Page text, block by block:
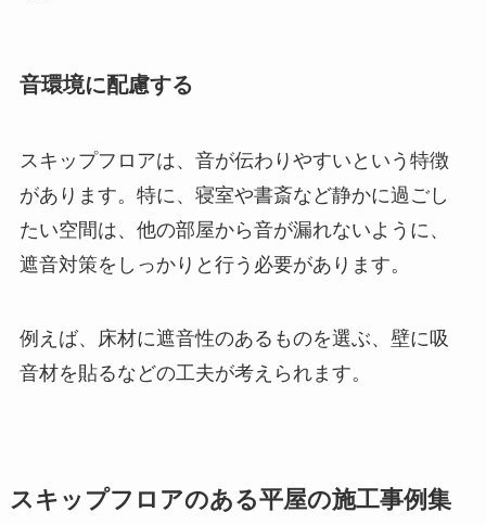
音環境に配慮する
スキップフロアは、音が伝わりやすいという特徴
があります。特に、寝室や書斎など静かに過ごし
たい空間は、他の部屋から音が漏れないように、
遮音対策をしっかりと行う必要があります。
例えば、床材に遮音性のあるものを選ぶ、壁に吸
音材を貼るなどの工夫が考えられます。
スキップフロアのある平屋の施工事例集